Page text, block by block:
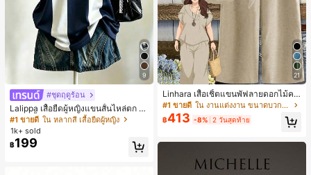
9
#ชุดฤดูร้อน
Lalippa เสื้อยืดผู้หญิงแขนสั้นไหล่ตก ค
อวีปกเสื้อ ลายพิมพ์ดิจิทัลลายทาง สไตล์
สปอร์ตแฟชั่นมินิมอล ของขวัญสำหรับเ
พื่อน
#1 ขายดี ใน หลากสี เสื้อยืดผู้หญิง
1k+ sold
฿199
21
Linhara เสื้อเชิ้ตแขนพัฟลายดอกไม้คอ
ปกไม่สมมาตรสำหรับผู้หญิงไซส์ใหญ่ +
กางเกงลำลองทรงหลวมเอวยางยืด 2 ชิ้
น สำหรับฤดูใบไม้ผลิ/ฤดูร้อน
#1 ขายดี ใน งานแต่งงาน ขนาดบวก Co-Ords
฿413 -8% 2 วันสุดท้าย